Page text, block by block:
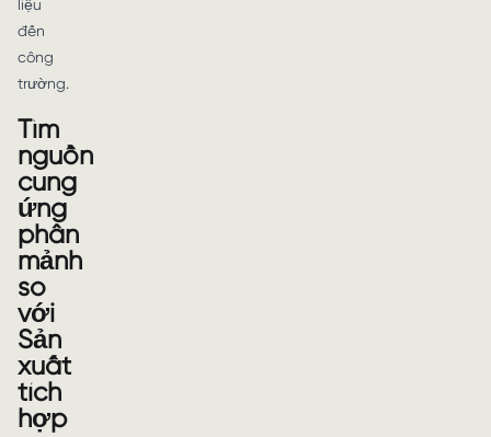
liệu
đến
công
trường.
Tìm
nguồn
cung
ứng
phân
mảnh
so
với
Sản
xuất
tích
hợp